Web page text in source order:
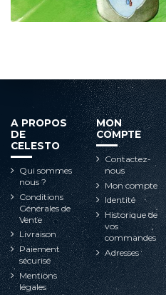
A PROPOS
DE
CELESTO
Qui sommes
nous ?
Conditions
Générales de
Vente
Livraison
Paiement
sécurisé
Mentions
légales
MON
COMPTE
Contactez-
nous
Mon compte
Identité
Historique de
vos
commandes
Adresses